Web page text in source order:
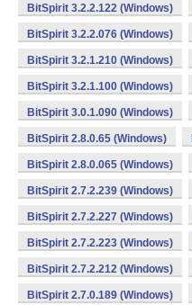
BitSpirit 3.2.2.122 (Windows)
BitSpirit 3.2.2.076 (Windows)
BitSpirit 3.2.1.210 (Windows)
BitSpirit 3.2.1.100 (Windows)
BitSpirit 3.0.1.090 (Windows)
BitSpirit 2.8.0.65 (Windows)
BitSpirit 2.8.0.065 (Windows)
BitSpirit 2.7.2.239 (Windows)
BitSpirit 2.7.2.227 (Windows)
BitSpirit 2.7.2.223 (Windows)
BitSpirit 2.7.2.212 (Windows)
BitSpirit 2.7.0.189 (Windows)